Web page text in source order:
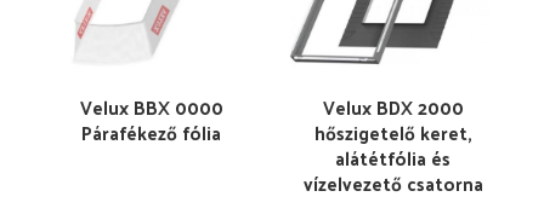
Velux BBX 0000
Párafékező fólia
Velux BDX 2000
hőszigetelő keret,
alátétfólia és
vízelvezető csatorna